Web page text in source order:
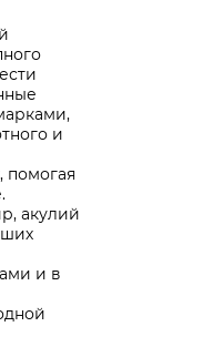
и
помогая
акулий
и в